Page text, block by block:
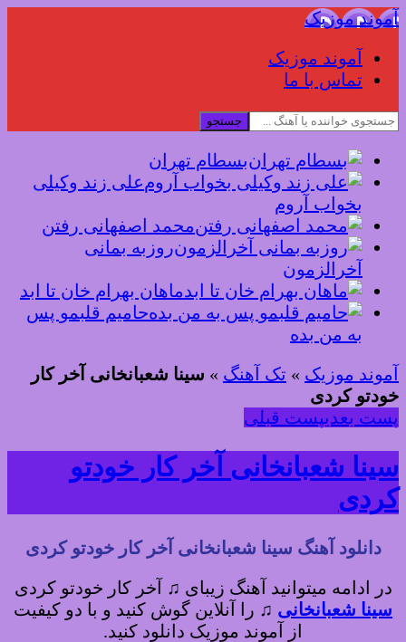
آموند موزیک
آموند موزیک
تماس با ما
جستجو
بسطام تهران
علی زند وکیلی
بخواب آروم
محمد اصفهانی رفتن
روزبه بمانی
آخرالزمون
ماهان بهرام خان تا ابد
حامیم قلبمو پس
به من بده
آموند موزیک » تک آهنگ » سینا شعبانخانی آخر کار
خودتو کردی
پست بعدیپست قبلی
سینا شعبانخانی آخر کار خودتو
کردی
دانلود آهنگ سینا شعبانخانی آخر کار خودتو کردی
در ادامه میتوانید آهنگ زیبای ♫ آخر کار خودتو کردی
سینا شعبانخانی ♫ را آنلاین گوش کنید و با دو کیفیت
از آموند موزیک دانلود کنید.